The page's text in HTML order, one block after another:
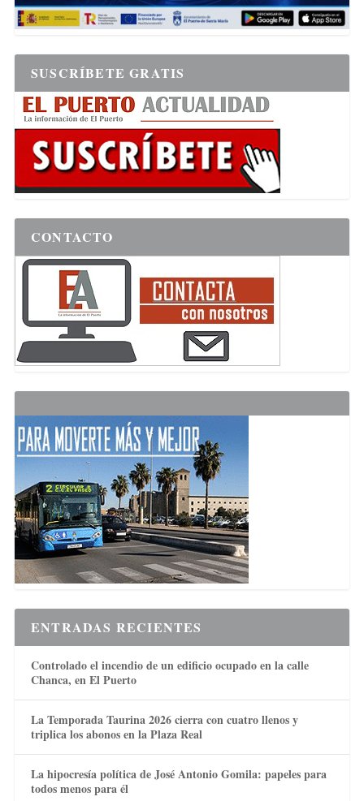
SUSCRÍBETE GRATIS
CONTACTO
ENTRADAS RECIENTES
Controlado el incendio de un edificio ocupado en la calle
Chanca, en El Puerto
La Temporada Taurina 2026 cierra con cuatro llenos y
triplica los abonos en la Plaza Real
La hipocresía política de José Antonio Gomila: papeles para
todos menos para él